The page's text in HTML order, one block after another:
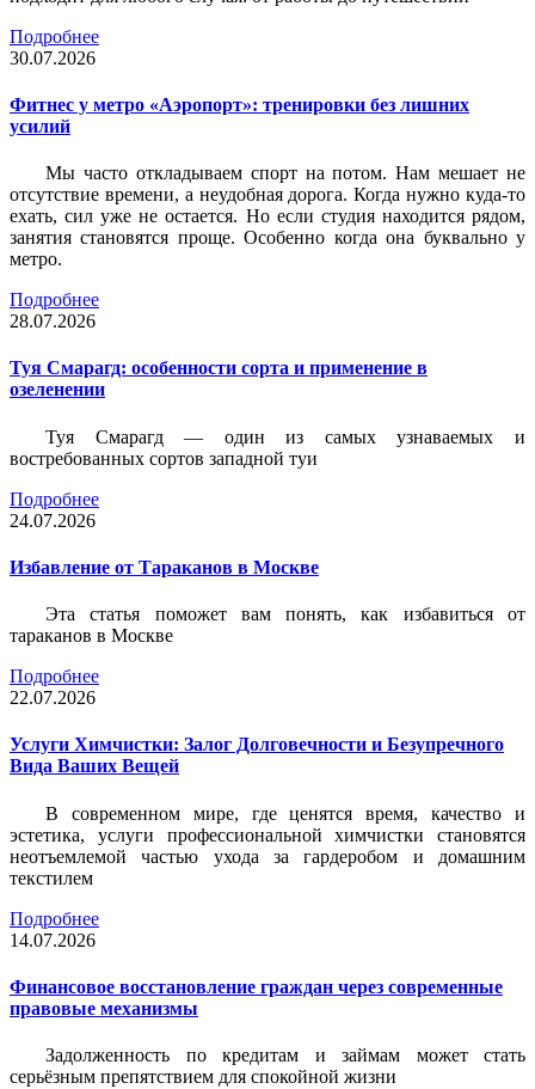
Подробнее
30.07.2026
Фитнес у метро «Аэропорт»: тренировки без лишних
усилий
Мы часто откладываем спорт на потом. Нам мешает не
отсутствие времени, а неудобная дорога. Когда нужно куда-то
ехать, сил уже не остается. Но если студия находится рядом,
занятия становятся проще. Особенно когда она буквально у
метро.
Подробнее
28.07.2026
Туя Смарагд: особенности сорта и применение в
озеленении
Туя Смарагд — один из самых узнаваемых и
востребованных сортов западной туи
Подробнее
24.07.2026
Избавление от Тараканов в Москве
Эта статья поможет вам понять, как избавиться от
тараканов в Москве
Подробнее
22.07.2026
Услуги Химчистки: Залог Долговечности и Безупречного
Вида Ваших Вещей
В современном мире, где ценятся время, качество и
эстетика, услуги профессиональной химчистки становятся
неотъемлемой частью ухода за гардеробом и домашним
текстилем
Подробнее
14.07.2026
Финансовое восстановление граждан через современные
правовые механизмы
Задолженность по кредитам и займам может стать
серьёзным препятствием для спокойной жизни